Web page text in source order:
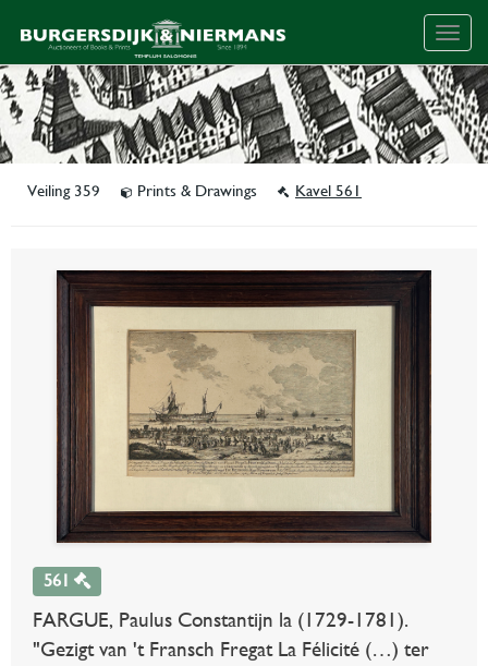
Veiling 359 Prints & Drawings Kavel 561
561
FARGUE, Paulus Constantijn la (1729-1781).
"Gezigt van 't Fransch Fregat La Félicité (…) ter